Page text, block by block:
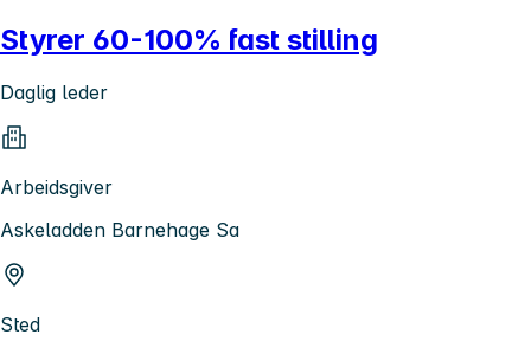
Styrer 60-100% fast stilling
Daglig leder
Arbeidsgiver
Askeladden Barnehage Sa
Sted